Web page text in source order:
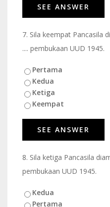
7. Sila keempat Pancasila
.... pembukaan UUD 1945.
Pertama
Kedua
Ketiga
Keempat
8. Sila ketiga Pancasila
pembukaan UUD 1945.
Kedua
Pertama